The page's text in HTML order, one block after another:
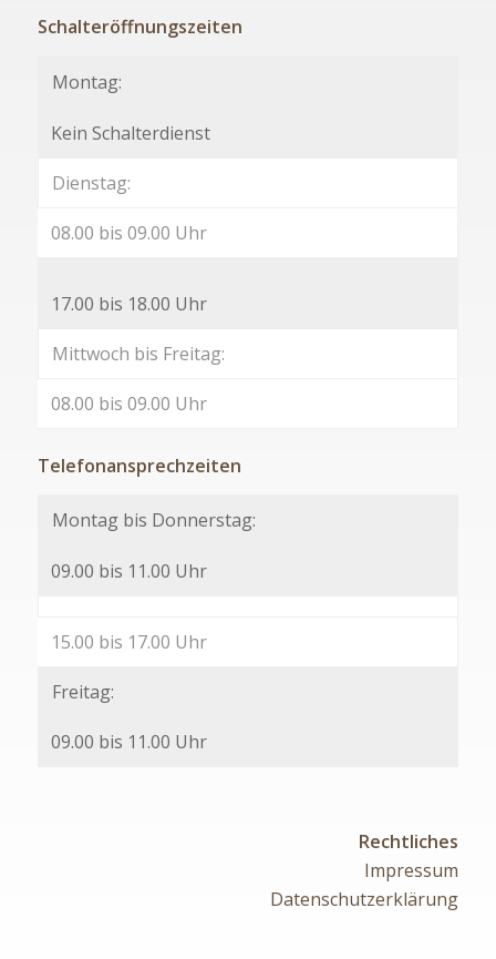
Schalteröffnungszeiten
Montag:
Kein Schalterdienst
Dienstag:
08.00 bis 09.00 Uhr
17.00 bis 18.00 Uhr
Mittwoch bis Freitag:
08.00 bis 09.00 Uhr
Telefonansprechzeiten
Montag bis Donnerstag:
09.00 bis 11.00 Uhr
15.00 bis 17.00 Uhr
Freitag:
09.00 bis 11.00 Uhr
Rechtliches
Impressum
Datenschutzerklärung